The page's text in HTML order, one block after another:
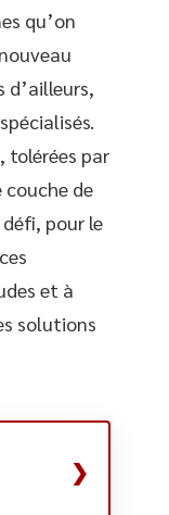
qu’on
d’ailleurs,
tolérées par
de
pour le
et à
solutions